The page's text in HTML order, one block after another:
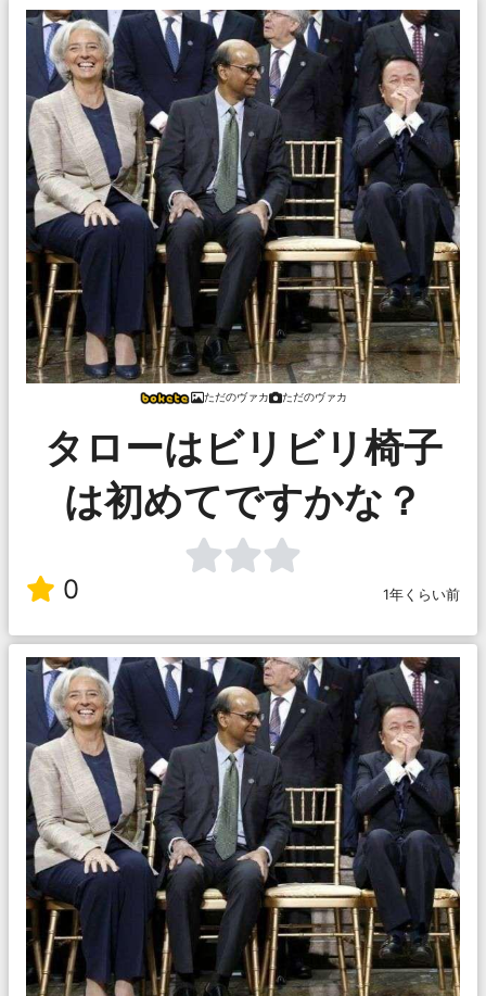
ただのヴァカ ただのヴァカ
タローはビリビリ椅子
は初めてですかな？
0 1年くらい前